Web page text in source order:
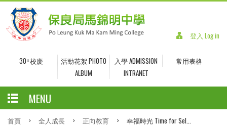
登入 Log in
30+校慶
活動花絮 PHOTO
ALBUM
入學 ADMISSION
常用表格
INTRANET
MENU
首頁 > 全人成長 > 正向教育 > 幸福時光 Time for Sel...